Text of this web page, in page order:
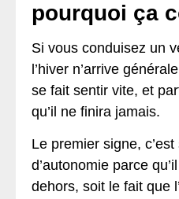
pourquoi ça
Si vous conduisez un
l’hiver n’arrive
se fait sentir vite, et
qu’il ne finira jamais.
Le premier signe,
d’autonomie parce
dehors, soit le fait que